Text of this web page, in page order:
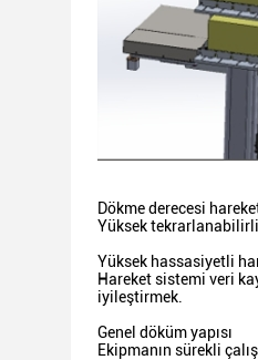
Dökme derecesi
Yüksek
Yüksek hassasiyetli
Hareket sistemi veri
iyileştirmek.
Genel döküm yapısı
Ekipmanın sürekli